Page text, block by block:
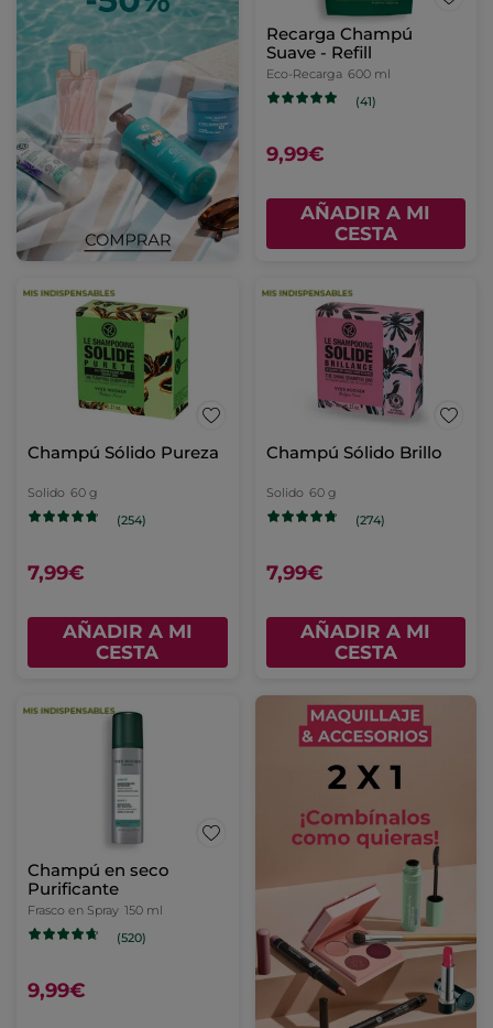
Recarga Champú
Suave - Refill
Eco-Recarga 600 ml
(41)
9,99€
AÑADIR A MI
CESTA
Champú Sólido Pureza
Solido 60 g
(254)
7,99€
AÑADIR A MI
CESTA
Champú Sólido Brillo
Solido 60 g
(274)
7,99€
AÑADIR A MI
CESTA
Champú en seco
Purificante
Frasco en Spray 150 ml
(520)
9,99€